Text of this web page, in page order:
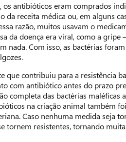
os antibióticos eram comprados
da receita médica ou, em alguns
razão, muitos usavam o
da doença era viral, como a gripe
nada. Com isso, as bactérias
que contribuiu para a resistência
com antibiótico antes do prazo
completa das bactérias maléficas
na criação animal também
Caso nenhuma medida seja
tornem resistentes, tornando